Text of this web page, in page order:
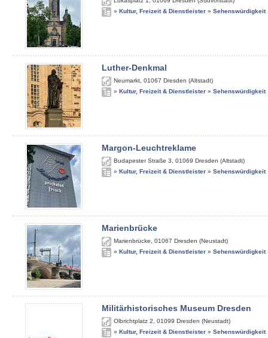
» Kultur, Freizeit & Dienstleister » Sehenswürdigkeit
Luther-Denkmal
Neumarkt 01067 Dresden (Altstadt)
» Kultur, Freizeit & Dienstleister » Sehenswürdigkeit
Margon-Leuchtreklame
Budapester Straße 3 01069 Dresden (Altstadt)
» Kultur, Freizeit & Dienstleister » Sehenswürdigkeit
Marienbrücke
Marienbrücke 01067 Dresden (Neustadt)
» Kultur, Freizeit & Dienstleister » Sehenswürdigkeit
Militärhistorisches Museum Dresden
Olbrichtplatz 2 01099 Dresden (Neustadt)
» Kultur, Freizeit & Dienstleister » Sehenswürdigkeit